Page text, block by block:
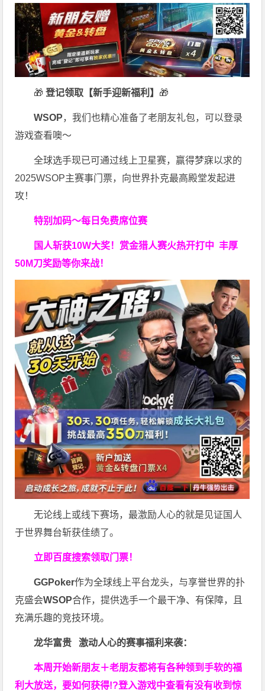
🎁 登记领取【新手迎新福利】 🎁
WSOP，我们也精心准备了老朋友礼包，可以登录
游戏查看噢～
全球选手现已可通过线上卫星赛，赢得梦寐以求的
2025WSOP主赛事门票，向世界扑克最高殿堂发起进
攻！
特别加码～每日免费席位赛
国人斩获10W大奖！ 赏金猎人赛火热开打中 丰厚
50M刀奖励等你来战！
无论线上或线下赛场，最激励人心的就是见证国人
于世界舞台斩获佳绩了。
立即百度搜索领取门票！
GGPoker作为全球线上平台龙头，与享誉世界的扑
克盛会WSOP合作，提供选手一个最干净、有保障，且
充满乐趣的竞技环境。
龙华富贵 激动人心的赛事福利来袭：
本周开始新朋友＋老朋友都将有各种领到手软的福
利大放送，要如何获得!?登入游戏中查看有没有收到惊